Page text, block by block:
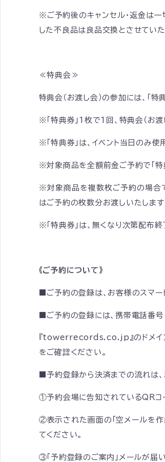
※ご予約後のキャンセル・返金は
した不良品は良品交換とさせていた
≪特典会≫
特典会（お渡し会）の参加には、「特
※「特典券」1枚で1回、特典会（お
※「特典券」は、イベント当日のみ使
※対象商品を全額前金ご予約で「特
※対象商品を複数枚ご予約の場合
はご予約の枚数分お渡しいたします
※「特典券」は、無くなり次第配布終
《ご予約について》
■ご予約の登録は、お客様のスマ
■ご予約の登録には、携帯電話番号
『towerrecords.co.jp』のドメイ
をご確認ください。
■予約登録から決済までの流れは、
①予約会場に告知されているQRコ
②表示された画面の「空メールを作
てください。
③「予約登録のご案内」メールが届